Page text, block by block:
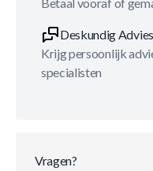
Deskundig Advies
Krijg persoonlijk
specialisten
Vragen?